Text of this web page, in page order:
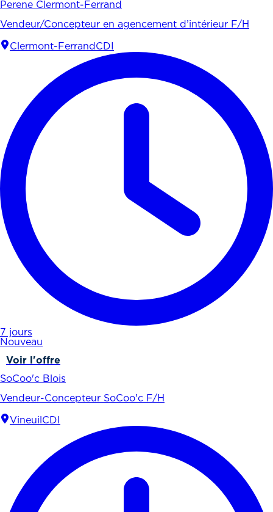
Perene Clermont-Ferrand
Vendeur/Concepteur en agencement d’intérieur F/H
Clermont-Ferrand CDI
7 jours
Nouveau
Voir l'offre
SoCoo'c Blois
Vendeur-Concepteur SoCoo'c F/H
Vineuil CDI